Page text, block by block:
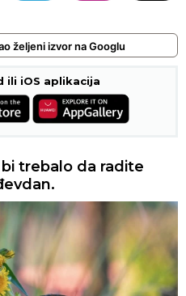
željeni izvor na Googlu
ili iOS aplikacija
trebalo da radite